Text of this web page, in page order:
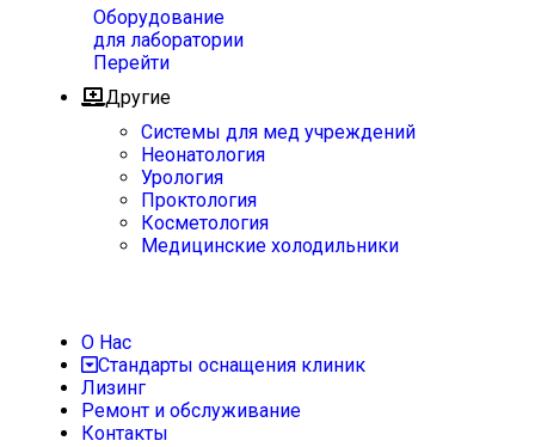
Оборудование
для лаборатории
Перейти
Другие
Системы для мед учреждений
Неонатология
Урология
Проктология
Косметология
Медицинские холодильники
О Нас
Стандарты оснащения клиник
Лизинг
Ремонт и обслуживание
Контакты